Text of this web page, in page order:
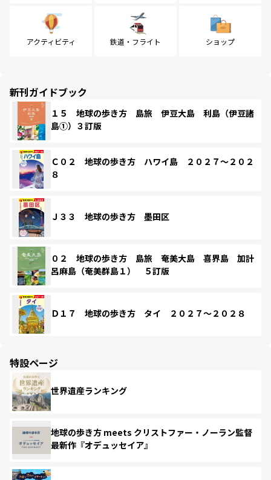
アクティビティ 鉄道・フライト ショップ
新刊ガイドブック
１５ 地球の歩き方 島旅 伊豆大島 利島（伊豆諸
島①）３訂版
Ｃ０２ 地球の歩き方 ハワイ島 ２０２７～２０２
８
Ｊ３３ 地球の歩き方 墨田区
０２ 地球の歩き方 島旅 奄美大島 喜界島 加計
呂麻島（奄美群島１） ５訂版
Ｄ１７ 地球の歩き方 タイ ２０２７～２０２８
特設ページ
世界遺産ランキング
地球の歩き方 meets クリストファー・ノーラン監督
最新作『オデュッセイア』